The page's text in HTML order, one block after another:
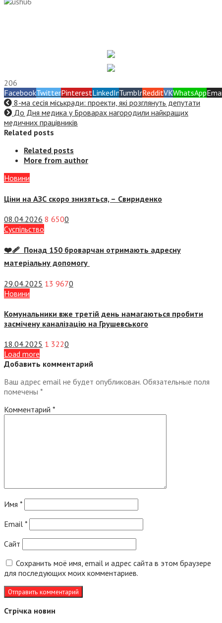
206
FacebookTwitterPinterestLinkedInTumblrRedditVKWhatsApp
8-ма сесія міськради: проекти, які розглянуть депутати
До Дня медика у Броварах нагородили найкращих
медичних працівників
Related posts
Related posts
More from author
Новини
Ціни на АЗС скоро знизяться, – Свириденко
08.04.2026 8 6500
Суспiльство
❤️‍🩹 Понад 150 броварчан отримають адресну
матеріальну допомогу
29.04.2025 13 9670
Новини
Комунальники вже третій день намагаються пробити
засмічену каналізацію на Грушевського
18.04.2025 1 3220
Load more
Добавить комментарий
Ваш адрес email не будет опубликован. Обязательные поля
помечены *
Комментарий *
Имя *
Email *
Сайт
Сохранить моё имя, email и адрес сайта в этом браузере
для последующих моих комментариев.
Стрічка новин